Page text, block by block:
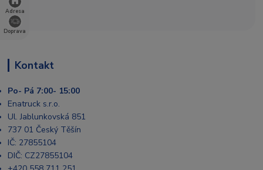
Adresa
Doprava
Kontakt
Po- Pá 7:00- 15:00
Enatruck s.r.o.
Ul. Jablunkovská 851
737 01 Český Těšín
IČ: 27855104
DIČ: CZ27855104